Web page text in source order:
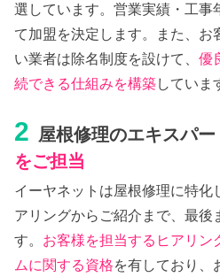
選しています。営業実績・工事
て加盟を決定します。また、お
い業者は除名制度を設けて、優
続できる仕組みを構築していま
2 屋根修理のエキスパー
をご担当
イーヤネットは屋根修理に特化
アリングからご紹介まで、最後
す。 お客様を担当するヒアリン
ムに関する資格を有しており、